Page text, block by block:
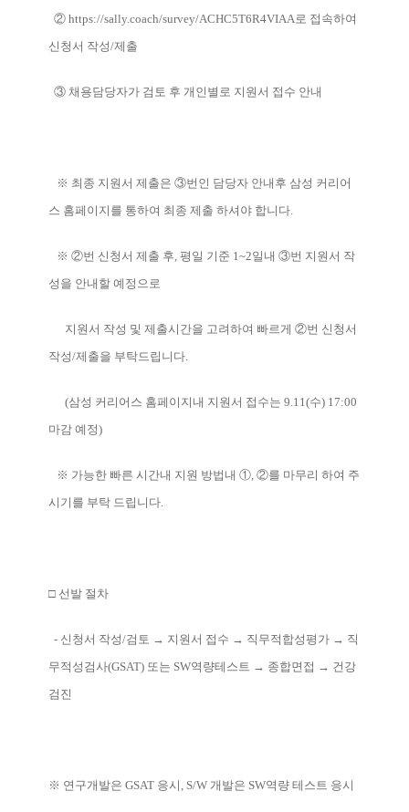
② https://sally.coach/survey/ACHC5T6R4VIAA로 접속하여
신청서 작성/제출
③ 채용담당자가 검토 후 개인별로 지원서 접수 안내
※ 최종 지원서 제출은 ③번인 담당자 안내후 삼성 커리어
스 홈페이지를 통하여 최종 제출 하셔야 합니다.
※ ②번 신청서 제출 후, 평일 기준 1~2일내 ③번 지원서 작
성을 안내할 예정으로
지원서 작성 및 제출시간을 고려하여 빠르게 ②번 신청서
작성/제출을 부탁드립니다.
(삼성 커리어스 홈페이지내 지원서 접수는 9.11(수) 17:00
마감 예정)
※ 가능한 빠른 시간내 지원 방법내 ①, ②를 마무리 하여 주
시기를 부탁 드립니다.
□ 선발 절차
- 신청서 작성/검토 → 지원서 접수 → 직무적합성평가 → 직
무적성검사(GSAT) 또는 SW역량테스트 → 종합면접 → 건강
검진
※ 연구개발은 GSAT 응시, S/W 개발은 SW역량 테스트 응시